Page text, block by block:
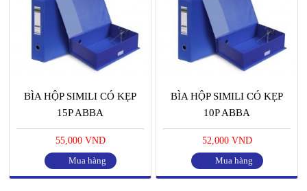
BÌA HỘP SIMILI CÓ KẸP
15P ABBA
55,000 VND
Mua hàng
BÌA HỘP SIMILI CÓ KẸP
10P ABBA
52,000 VND
Mua hàng